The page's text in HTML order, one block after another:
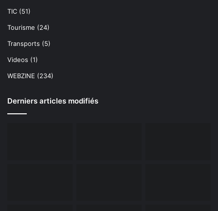
TIC (51)
Tourisme (24)
Transports (5)
Videos (1)
WEBZINE (234)
Derniers articles modifiés